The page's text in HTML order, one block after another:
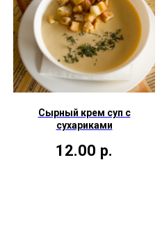
Сырный крем суп с
сухариками
12.00 р.